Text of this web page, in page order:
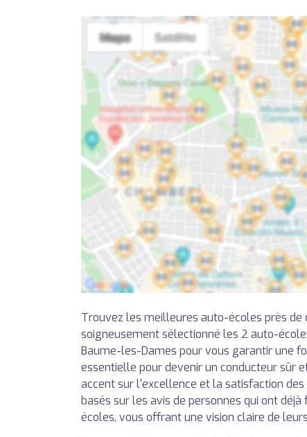
Trouvez les meilleures auto-écoles près de
soigneusement sélectionné les 2 auto-
Baume-les-Dames pour vous garantir une
essentielle pour devenir un conducteur sûr
accent sur l'excellence et la satisfaction
basés sur les avis de personnes qui ont
écoles, vous offrant une vision claire de